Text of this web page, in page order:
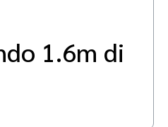
1.6m di